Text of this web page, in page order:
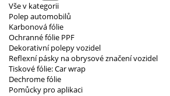
Vše v kategorii
Polep automobilů
Karbonová fólie
Ochranné fólie PPF
Dekorativní polepy vozidel
Reflexní pásky na obrysové značení vozidel
Tiskové fólie: Car wrap
Dechrome fólie
Pomůcky pro aplikaci